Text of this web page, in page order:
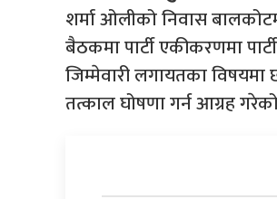
शर्मा ओलीको निवास
बैठकमा पार्टी एकीकरणमा
जिम्मेवारी लगायतका
तत्काल घोषणा गर्न आग्रह